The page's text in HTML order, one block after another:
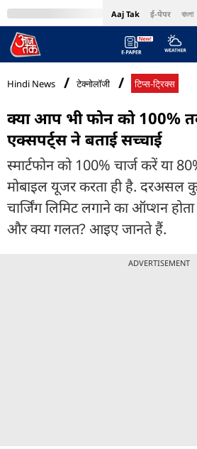
Aaj Tak ई-पेपर বাংলা
MumbaiTak Cosmopolitan
Hindi News टेक्नोलॉजी टिप्स-ट्रिक्स
क्या आप भी फोन को 100%
एक्सपर्ट्स ने बताई सच्चाई
स्मार्टफोन को 100% चार्ज करें या
मोबाइल यूजर करता ही है. दरअसल
चार्जिंग लिमिट लगाने का ऑप्शन
और क्या गलत? आइए जानते हैं.
ADVERTISEMENT